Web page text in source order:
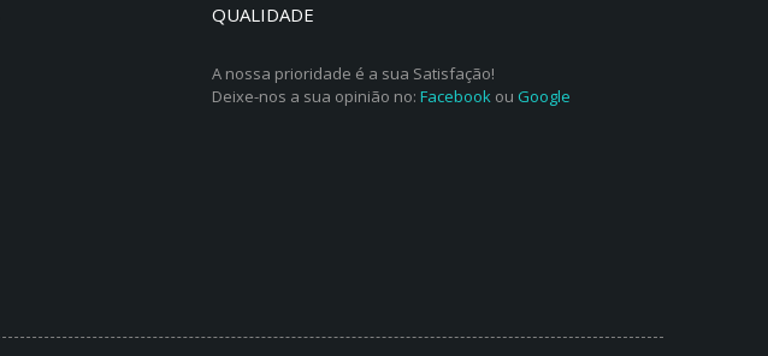
QUALIDADE
A nossa prioridade é a sua Satisfação!
Deixe-nos a sua opinião no: Facebook ou Google